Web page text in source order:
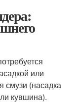
или
смузи (насадка
кувшина).